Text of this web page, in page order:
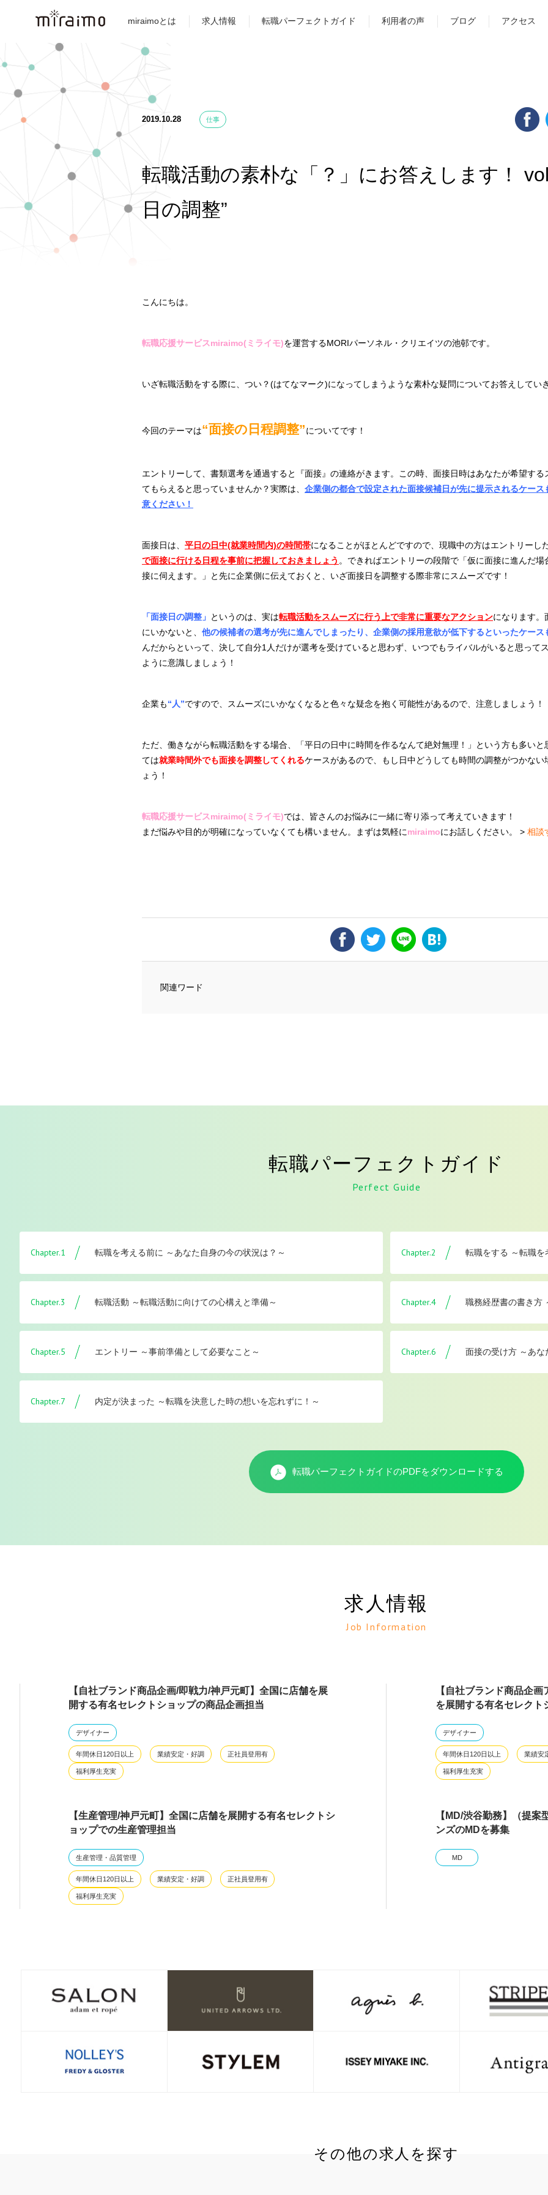
miraimoとは 求人情報 転職パーフェクトガイド 利用者の声 ブログ アクセス
2019.10.28 仕事
転職活動の素朴な「？」にお答えします！
日の調整”
こんにちは。
転職応援サービスmiraimo(ミライモ)を運営するMORIパーソネル・クリエイツの池邨です。
いざ転職活動をする際に、つい？(はてなマーク)になってしまうような素朴な疑問についてお答えしてい
今回のテーマは“面接の日程調整”についてです！
エントリーして、書類選考を通過すると『面接』の連絡がきます。この時、面接日時はあなたが希望する
てもらえると思っていませんか？実際は、 企業側の都合で設定された面接候補日が先に提示されるケース
意ください！
面接日は、 平日の日中(就業時間内)の時間帯になることがほとんどですので、現職中の方はエントリーし
で面接に行ける日程を事前に把握しておきましょう 。できればエントリーの段階で「仮に面接に進んだ
接に伺えます。」と先に企業側に伝えておくと、いざ面接日を調整する際非常にスムーズです！
「面接日の調整」 というのは、実は転職活動をスムーズに行う上で非常に重要なアクションになります。
にいかないと、 他の候補者の選考が先に進んでしまったり、企業側の採用意欲が低下するといったケース
んだからといって、決して自分1人だけが選考を受けていると思わず、いつでもライバルがいると思って
ように意識しましょう！
企業も“人”ですので、スムーズにいかなくなると色々な疑念を抱く可能性があるので、注意しましょう！
ただ、働きながら転職活動をする場合、「平日の日中に時間を作るなんて絶対無理！」という方も多いと
ては就業時間外でも面接を調整してくれるケースがあるので 、もし日中どうしても時間の調整がつかな
ょう！
転職応援サービスmiraimo(ミライモ)では、皆さんのお悩みに一緒に寄り添って考えていきます！
まだ悩みや目的が明確になっていなくても構いません。まずは気軽にmiraimoにお話しください。 > 相談
関連ワード
転職パーフェクトガイド
Perfect Guide
Chapter.1 転職を考える前に ～あなた自身の今の状況は？～ Chapter.2 転職をする ～転職を
Chapter.3 転職活動 ～転職活動に向けての心構えと準備～ Chapter.4 職務経歴書の書き方
Chapter.5 エントリー ～事前準備として必要なこと～ Chapter.6 面接の受け方 ～あな
Chapter.7 内定が決まった ～転職を決意した時の想いを忘れずに！～
転職パーフェクトガイドのPDFをダウンロードする
求人情報
Job Information
【自社ブランド商品企画/即戦力/神戸元町】全国に店舗を展
開する有名セレクトショップの商品企画担当
デザイナー
年間休日120日以上 業績安定・好調 正社員登用有
福利厚生充実
【自社ブランド商品企
を展開する有名セレクト
デザイナー
年間休日120日以上 業績安
福利厚生充実
【生産管理/神戸元町】全国に店舗を展開する有名セレクトシ
ョップでの生産管理担当
生産管理・品質管理
年間休日120日以上 業績安定・好調 正社員登用有
福利厚生充実
【MD/渋谷勤務】（提
ンズのMDを募集
MD
その他の求人を探す